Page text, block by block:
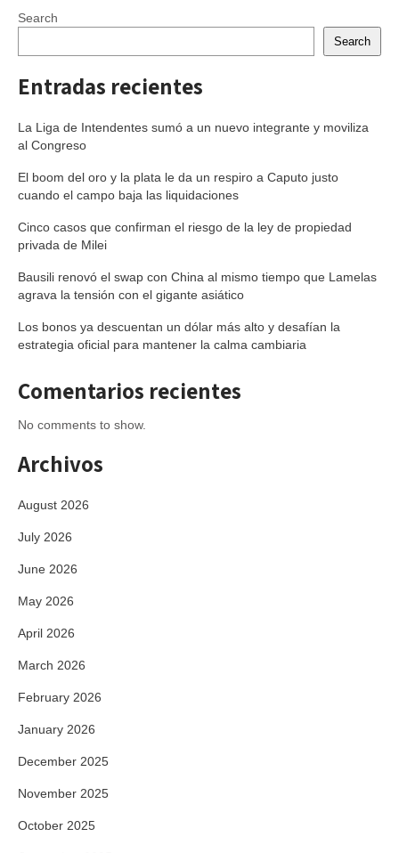
Search
Search
Entradas recientes
La Liga de Intendentes sumó a un nuevo integrante y moviliza
al Congreso
El boom del oro y la plata le da un respiro a Caputo justo
cuando el campo baja las liquidaciones
Cinco casos que confirman el riesgo de la ley de propiedad
privada de Milei
Bausili renovó el swap con China al mismo tiempo que Lamelas
agrava la tensión con el gigante asiático
Los bonos ya descuentan un dólar más alto y desafían la
estrategia oficial para mantener la calma cambiaria
Comentarios recientes
No comments to show.
Archivos
August 2026
July 2026
June 2026
May 2026
April 2026
March 2026
February 2026
January 2026
December 2025
November 2025
October 2025